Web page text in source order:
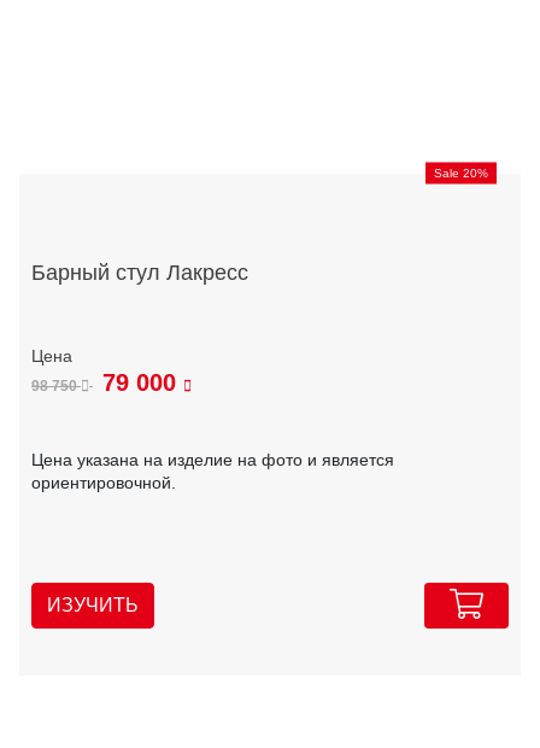
Sale 20%
Барный стул Лакресс
98 750 79 000
Цена указана на изделие на фото и является
ориентировочной.
ИЗУЧИТЬ